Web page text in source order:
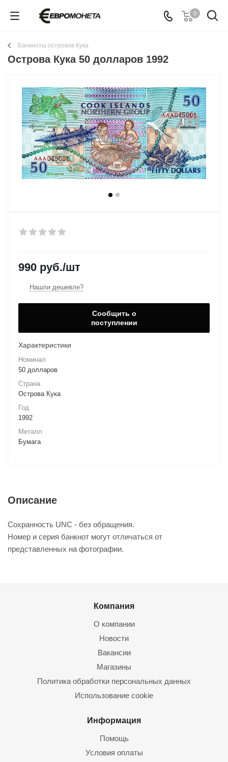
0
Банкноты островов Кука
Острова Кука 50 долларов 1992
990 руб./шт
Нашли дешевле?
Сообщить о
поступлении
Характеристики
Номинал
50 долларов
Страна
Острова Кука
Год
1992
Металл
Бумага
Описание
Сохранность UNC - без обращения.
Номер и серия банкнот могут отличаться от
представленных на фотографии.
Компания
О компании
Новости
Вакансии
Магазины
Политика обработки персональных данных
Использование cookie
Информация
Помощь
Условия оплаты